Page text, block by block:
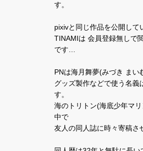
す。
pixivと同じ作品を公開して
TINAMIは 会員登録無しで
です…
PNは海月舞夢(みづき まい
グッズ製作などで使う名
す。
海のトリトン(海底少年マ
中で
友人の同人誌に時々寄稿さ